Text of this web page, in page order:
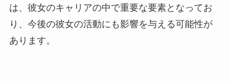
は、彼女のキャリアの中で重要な要素となってお
り、今後の彼女の活動にも影響を与える可能性が
あります。